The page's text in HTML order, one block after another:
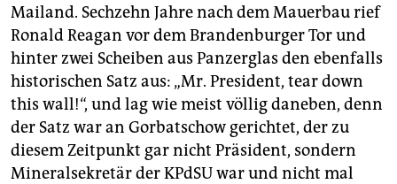
Mailand. Sechzehn Jahre nach dem Mauerbau rief
Ro­nald Reagan vor dem Brandenburger Tor und
hinter zwei Scheiben aus Panzerglas den ebenfalls
historischen Satz aus: „Mr. President, tear down
this wall!“, und lag wie meist völlig daneben, denn
der Satz war an Gorbatschow gerichtet, der zu
diesem Zeitpunkt gar nicht Präsident, sondern
Mineralsekretär der KPdSU war und nicht mal